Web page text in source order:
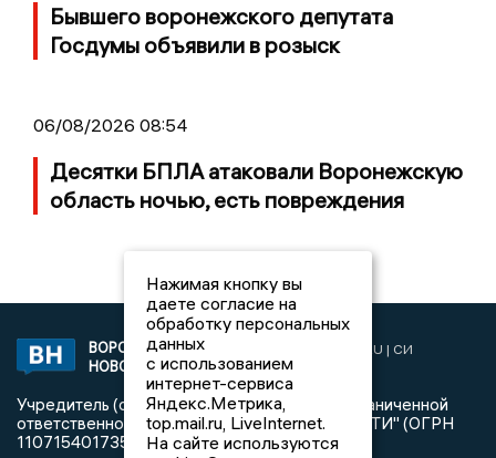
Бывшего воронежского депутата
Госдумы объявили в розыск
06/08/2026 08:54
Десятки БПЛА атаковали Воронежскую
область ночью, есть повреждения
ВОРОНЕЖСКИЕ
НОВОСТИ
2019 © VORONEZHNEWS.RU | СИ
«Воронежские новости»
Учредитель (соучредители): Общество с ограниченной
ответственностью "РЕГИОНАЛЬНЫЕ НОВОСТИ" (ОГРН
1107154017354)
Нажимая кнопку вы
даете согласие на
обработку персональных
данных
с использованием
интернет-сервиса
Яндекс.Метрика,
top.mail.ru, LiveInternet.
На сайте используются